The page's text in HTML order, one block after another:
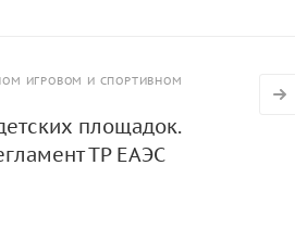
ИГРОВОМ И СПОРТИВНОМ
площадок.
ТР ЕАЭС